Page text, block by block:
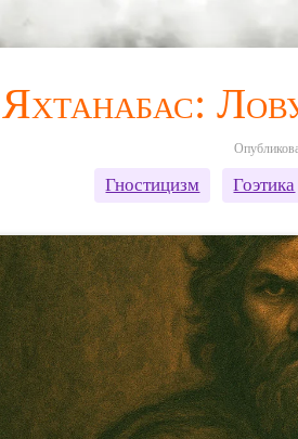
Яхтанабас:
Гностицизм Гоэтика